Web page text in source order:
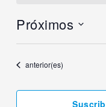
Próximos
Selecciona
Eventos
anterior(es)